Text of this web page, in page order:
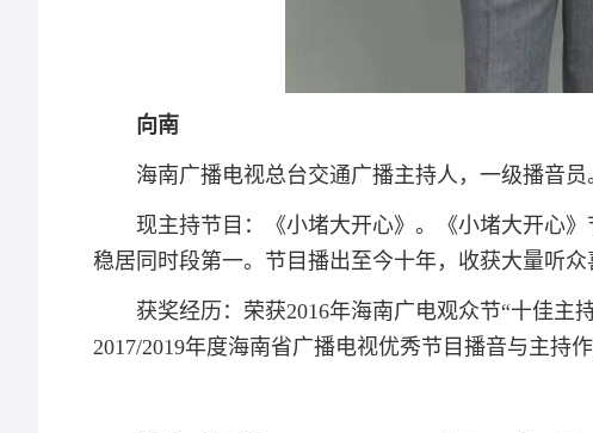
向南
海南广播电视总台交通广播主持人，一级播音员
现主持节目：《小堵大开心》。《小堵大开心
稳居同时段第一。节目播出至今十年，收获大量听众
获奖经历：荣获2016年海南广电观众节“十佳主
2017/2019年度海南省广播电视优秀节目播音与主持作